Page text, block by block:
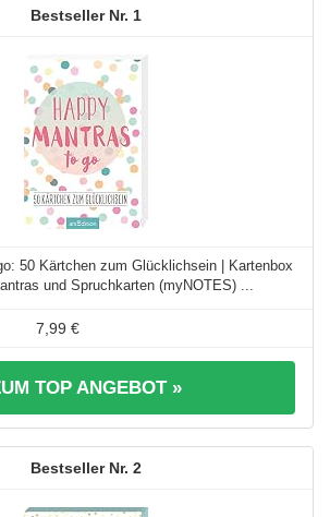
1
50 Kärtchen zum Glücklichsein | Kartenbox
und Spruchkarten (myNOTES) ...
7,99 €
TOP ANGEBOT »
2